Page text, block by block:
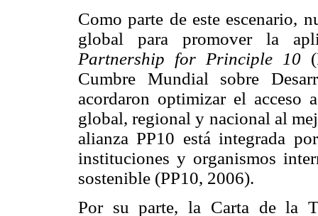
Como parte de este escenario,
global para promover la
Partnership for Principle 10
Cumbre Mundial sobre
acordaron optimizar el acceso
global, regional y nacional al
alianza PP10 está integrada
instituciones y organismos
sostenible (PP10, 2006).
Por su parte, la Carta de la